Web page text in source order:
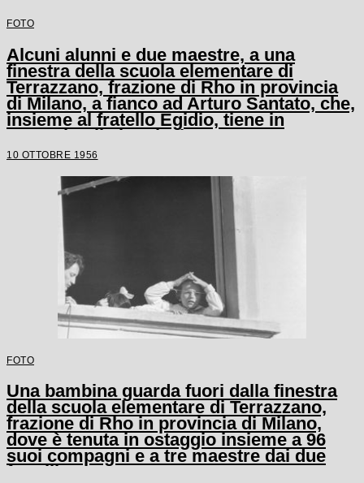
FOTO
Alcuni alunni e due maestre, a una
finestra della scuola elementare di
Terrazzano, frazione di Rho in provincia
di Milano, a fianco ad Arturo Santato, che,
insieme al fratello Egidio, tiene in
ostaggio gli alunni e le maestre
10 OTTOBRE 1956
FOTO
Una bambina guarda fuori dalla finestra
della scuola elementare di Terrazzano,
frazione di Rho in provincia di Milano,
dove è tenuta in ostaggio insieme a 96
suoi compagni e a tre maestre dai due
fratelli Santato